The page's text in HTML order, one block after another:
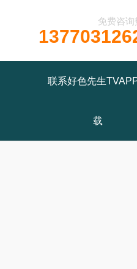
免费咨询
联系好色先生
载